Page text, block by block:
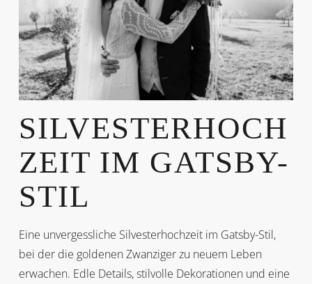
SILVESTERHOCH
ZEIT IM GATSBY-
STIL
Eine unvergessliche Silvesterhochzeit im Gatsby-Stil,
bei der die goldenen Zwanziger zu neuem Leben
erwachen. Edle Details, stilvolle Dekorationen und eine